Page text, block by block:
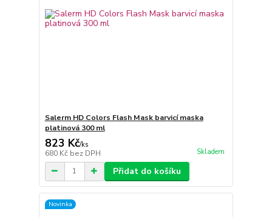
Salerm HD Colors Flash Mask barvicí maska
platinová 300 ml
823 Kč/ks
680 Kč bez DPH Skladem
Přidat do košíku
Novinka